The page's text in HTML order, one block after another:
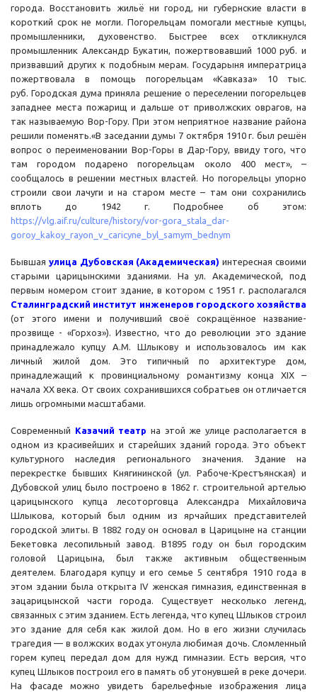
города. Восстановить жильё ни город, ни губернские власти в
короткий срок не могли. Погорельцам помогали местные купцы,
промышленники, духовенство. Быстрее всех откликнулся
промышленник Александр Букатин, пожертвовавший 1000 руб. и
призвавший других к подобным мерам. Государыня императрица
пожертвовала в помощь погорельцам «Кавказа» 10 тыс.
руб. Городская дума приняла решение о переселении погорельцев
западнее места пожарищ и дальше от приволжских оврагов, на
так называемую Вор-Гору. При этом неприятное название района
решили поменять.«В заседании думы 7 октября 1910 г. был решён
вопрос о переименовании Вор-Горы в Дар-Гору, ввиду того, что
там городом подарено погорельцам около 400 мест», –
сообщалось в решении местных властей. Но погорельцы упорно
строили свои лачуги и на старом месте – там они сохранились
вплоть до 1942 г. Подробнее об этом:
https://vlg.aif.ru/culture/history/vor-gora_stala_dar-
goroy_kakoy_rayon_v_caricyne_byl_samym_bednym
Бывшая улица Дубовская (Академическая) интересная своими
старыми царицынскими зданиями. На ул. Академической, под
первым номером стоит здание, в котором с 1951 г. располагался
Сталинградский институт инженеров городского хозяйства
(от этого имени и получивший своё сокращённое название-
прозвище - «Горхоз»). Известно, что до революции это здание
принадлежало купцу А.М. Шлыкову и использовалось им как
личный жилой дом. Это типичный по архитектуре дом,
принадлежащий к провинциальному романтизму конца XIX –
начала ХХ века. От своих сохранившихся собратьев он отличается
лишь огромными масштабами.
Современный Казачий театр на этой же улице располагается в
одном из красивейших и старейших зданий города. Это объект
культурного наследия регионального значения. Здание на
перекрестке бывших Княгининской (ул. Рабоче-Крестъянская) и
Дубовской улиц было построено в 1862 г. строительной артелью
царицынского купца лесоторговца Александра Михайловича
Шлыкова, который был одним из ярчайших представителей
городской элиты. В 1882 году он основал в Царицыне на станции
Бекетовка лесопильный завод. В1895 году он был городским
головой Царицына, был также активным общественным
деятелем. Благодаря купцу и его семье 5 сентября 1910 года в
этом здании была открыта IV женская гимназия, единственная в
зацарицынской части города. Существует несколько легенд,
связанных с этим зданием. Есть легенда, что купец Шлыков строил
это здание для себя как жилой дом. Но в его жизни случилась
трагедия — в волжских водах утонула любимая дочь. Сломленный
горем купец передал дом для нужд гимназии. Есть версия, что
купец Шлыков построил его в память об утонувшей в реке дочери.
На фасаде можно увидеть барельефные изображения лица